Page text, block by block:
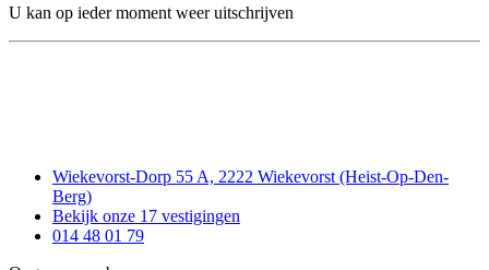
U kan op ieder moment weer uitschrijven
Wiekevorst-Dorp 55 A, 2222 Wiekevorst (Heist-Op-Den-
Berg)
Bekijk onze 17 vestigingen
014 48 01 79